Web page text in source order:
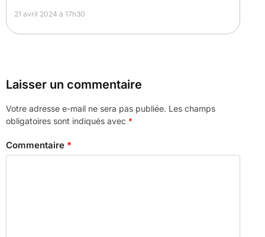
21 avril 2024 à 17h30
Laisser un commentaire
Votre adresse e-mail ne sera pas publiée. Les champs
obligatoires sont indiqués avec *
Commentaire *